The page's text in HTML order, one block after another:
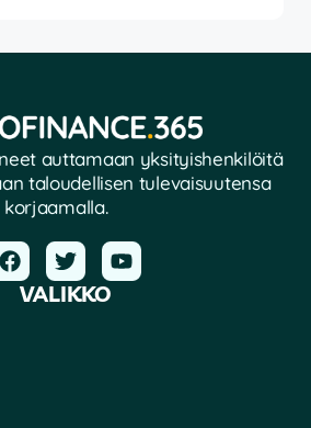
auttamaan yksityishenkilöitä
taloudellisen tulevaisuutensa
VALIKKO